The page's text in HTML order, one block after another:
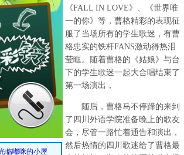
《FALL IN LOVE》、《世界唯
一的你》等，曹格精彩的表现征
服了当场所有的学生歌迷，有曹
格忠实的铁杆FANS激动得热泪
莹眶。随着曹格的《姑娘》与台
下的学生歌迷一起大合唱结束了
第一场演出，
随后，曹格马不停蹄的来到
了四川外语学院准备晚上的歌友
会，尽管一路忙着通告和演出，
然后热情的四川歌迷给了曹格最